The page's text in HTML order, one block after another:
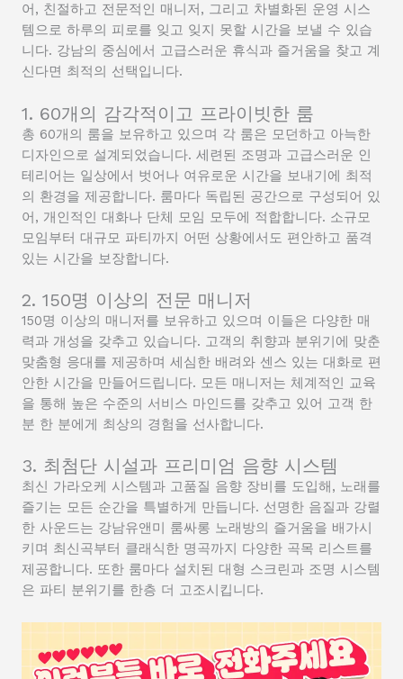
어, 친절하고 전문적인 매니저, 그리고 차별화된 운영 시스
템으로 하루의 피로를 잊고 잊지 못할 시간을 보낼 수 있습
니다. 강남의 중심에서 고급스러운 휴식과 즐거움을 찾고 계
신다면 최적의 선택입니다.
1. 60개의 감각적이고 프라이빗한 룸
총 60개의 룸을 보유하고 있으며 각 룸은 모던하고 아늑한
디자인으로 설계되었습니다. 세련된 조명과 고급스러운 인
테리어는 일상에서 벗어나 여유로운 시간을 보내기에 최적
의 환경을 제공합니다. 룸마다 독립된 공간으로 구성되어 있
어, 개인적인 대화나 단체 모임 모두에 적합합니다. 소규모
모임부터 대규모 파티까지 어떤 상황에서도 편안하고 품격
있는 시간을 보장합니다.
2. 150명 이상의 전문 매니저
150명 이상의 매니저를 보유하고 있으며 이들은 다양한 매
력과 개성을 갖추고 있습니다. 고객의 취향과 분위기에 맞춘
맞춤형 응대를 제공하며 세심한 배려와 센스 있는 대화로 편
안한 시간을 만들어드립니다. 모든 매니저는 체계적인 교육
을 통해 높은 수준의 서비스 마인드를 갖추고 있어 고객 한
분 한 분에게 최상의 경험을 선사합니다.
3. 최첨단 시설과 프리미엄 음향 시스템
최신 가라오케 시스템과 고품질 음향 장비를 도입해, 노래를
즐기는 모든 순간을 특별하게 만듭니다. 선명한 음질과 강렬
한 사운드는 강남유앤미 룸싸롱 노래방의 즐거움을 배가시
키며 최신곡부터 클래식한 명곡까지 다양한 곡목 리스트를
제공합니다. 또한 룸마다 설치된 대형 스크린과 조명 시스템
은 파티 분위기를 한층 더 고조시킵니다.